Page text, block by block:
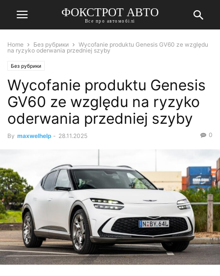
ФОКСТРОТ АВТО
Все про автомобілі
Home Без рубрики
Wycofanie produktu Genesis GV60 ze względu
na ryzyko oderwania przedniej szyby
Без рубрики
Wycofanie produktu Genesis
GV60 ze względu na ryzyko
oderwania przedniej szyby
By maxwelhelp - 28.11.2025 0